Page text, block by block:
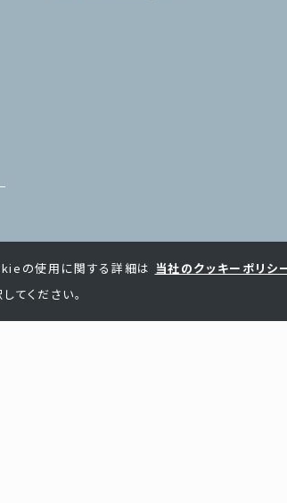
の使用に関する詳細は 当社のクッキーポリシ
てください。